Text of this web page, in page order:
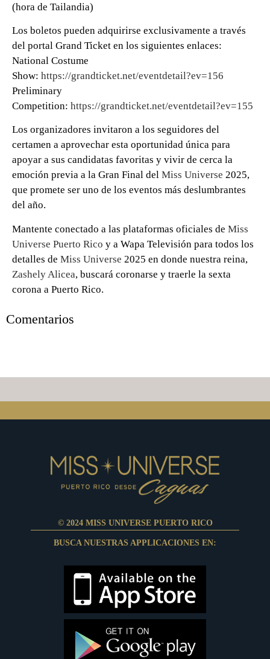
(hora de Tailandia)
Los boletos pueden adquirirse exclusivamente a través
del portal Grand Ticket en los siguientes enlaces:
National Costume
Show: https://grandticket.net/eventdetail?ev=156
Preliminary
Competition: https://grandticket.net/eventdetail?ev=155
Los organizadores invitaron a los seguidores del
certamen a aprovechar esta oportunidad única para
apoyar a sus candidatas favoritas y vivir de cerca la
emoción previa a la Gran Final del Miss Universe 2025,
que promete ser uno de los eventos más deslumbrantes
del año.
Mantente conectado a las plataformas oficiales de Miss
Universe Puerto Rico y a Wapa Televisión para todos los
detalles de Miss Universe 2025 en donde nuestra reina,
Zashely Alicea, buscará coronarse y traerle la sexta
corona a Puerto Rico.
Comentarios
© 2024 MISS UNIVERSE PUERTO RICO
BUSCA NUESTRAS APPLICACIONES EN: